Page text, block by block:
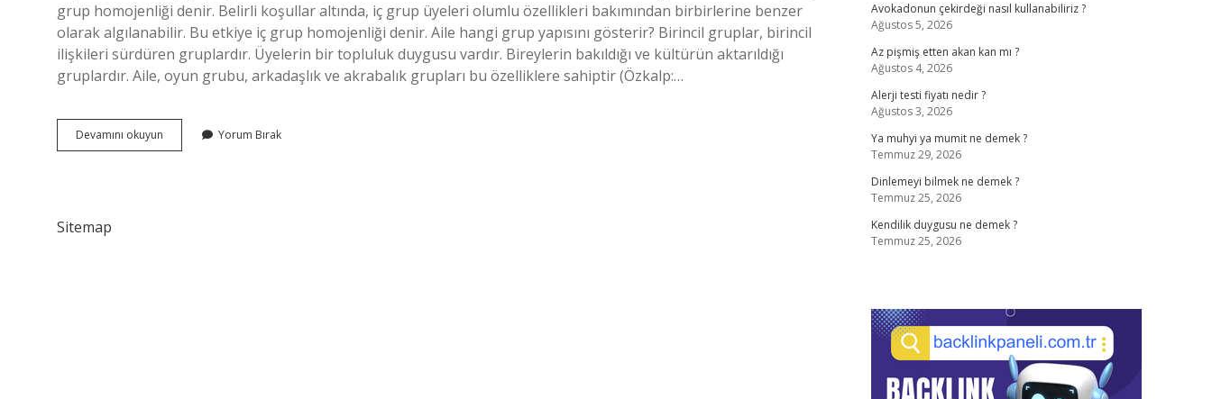
grup homojenliği denir. Belirli koşullar altında, iç grup üyeleri olumlu özellikleri bakımından birbirlerine benzer
olarak algılanabilir. Bu etkiye iç grup homojenliği denir. Aile hangi grup yapısını gösterir? Birincil gruplar, birincil
ilişkileri sürdüren gruplardır. Üyelerin bir topluluk duygusu vardır. Bireylerin bakıldığı ve kültürün aktarıldığı
gruplardır. Aile, oyun grubu, arkadaşlık ve akrabalık grupları bu özelliklere sahiptir (Özkalp:…
Devamını okuyun
Grup
Yorum Bırak
Sitemap
Avokadonun çekirdeği nasıl kullanabiliriz ?
Ağustos 5, 2026
Az pişmiş etten akan kan mı ?
Ağustos 4, 2026
Alerji testi fiyatı nedir ?
Ağustos 3, 2026
Ya muhyi ya mumit ne demek ?
Temmuz 29, 2026
Dinlemeyi bilmek ne demek ?
Temmuz 25, 2026
Kendilik duygusu ne demek ?
Temmuz 25, 2026